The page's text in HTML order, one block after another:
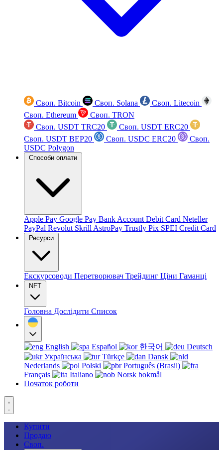
Своп. Bitcoin Своп. Solana
Своп. Litecoin
Своп. Ethereum
Своп. TRON
Своп. USDT TRC20
Своп. USDT ERC20
Своп. USDT BEP20
Своп. USDC ERC20
Своп.
USDC Polygon
Способи оплати
Apple Pay Google Pay Bank Account Debit Card Neteller
PayPal Revolut Skrill AstroPay Trustly Pix SPEI Credit Card
Ресурси
Екскурсоводи Перетворювач Трейдинг Ціни Гаманці
NFT
Головна Дослідити Список
English Español 한국어
Deutsch
Українська
Türkçe
Dansk
Nederlands
Polski
Português (Brasil)
Français
Italiano
Norsk bokmål
Початок роботи
Купити
Продаю
Своп.